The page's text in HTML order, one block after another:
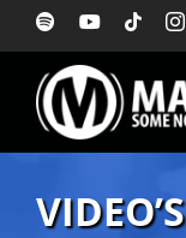
naar
inhoud
VIDEO’S